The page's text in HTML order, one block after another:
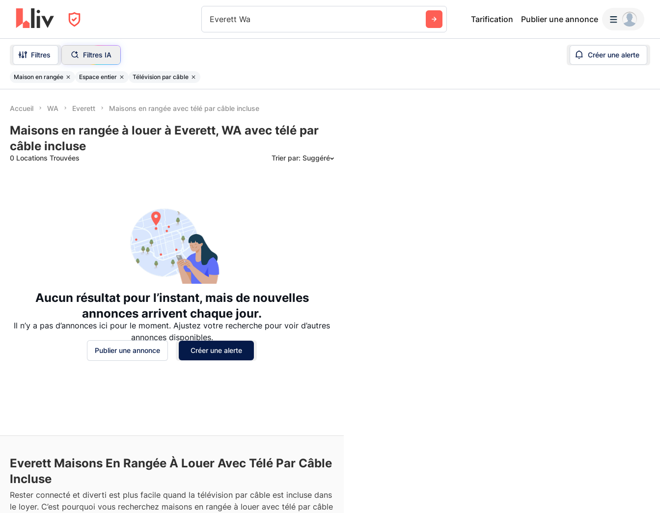
Everett Wa Tarification Publier une annonce
Filtres Filtres IA Créer une alerte
Maison en rangée Espace entier Télévision par câble
Accueil WA Everett Maisons en rangée avec télé par câble incluse
Maisons en rangée à louer à Everett, WA avec télé par
câble incluse
0 Locations Trouvées Trier par: Suggéré
Aucun résultat pour l’instant, mais de nouvelles
annonces arrivent chaque jour.
Il n’y a pas d’annonces ici pour le moment. Ajustez votre recherche pour voir d’autres
annonces disponibles.
Publier une annonce Créer une alerte
Everett Maisons En Rangée À Louer Avec Télé Par Câble
Incluse
Rester connecté et diverti est plus facile quand la télévision par câble est incluse dans
le loyer. C’est pourquoi vous recherchez maisons en rangée à louer avec télé par câble